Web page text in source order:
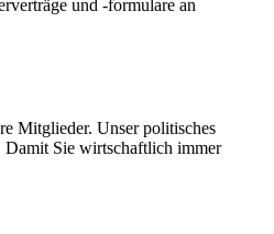
und -formulare an
Mitglieder. Unser politisches
Sie wirtschaftlich immer